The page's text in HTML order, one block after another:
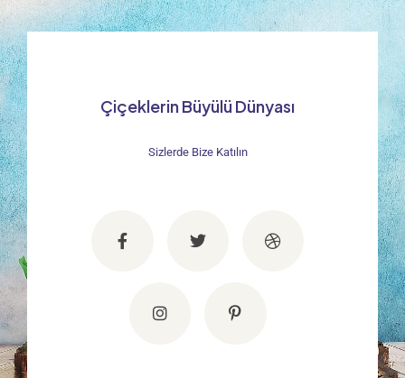
Çiçeklerin Büyülü Dünyası
Sizlerde Bize Katılın